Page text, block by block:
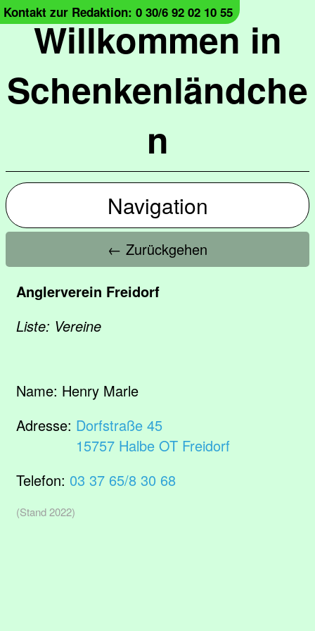
Willkommen in
Schenkenländche
n
Kontakt zur Redaktion: 0 30/6 92 02 10 55
Navigation
← Zurückgehen
Anglerverein Freidorf
Liste: Vereine
Name: Henry Marle
Adresse: Dorfstraße 45
15757 Halbe OT Freidorf
Telefon: 03 37 65/8 30 68
(Stand 2022)